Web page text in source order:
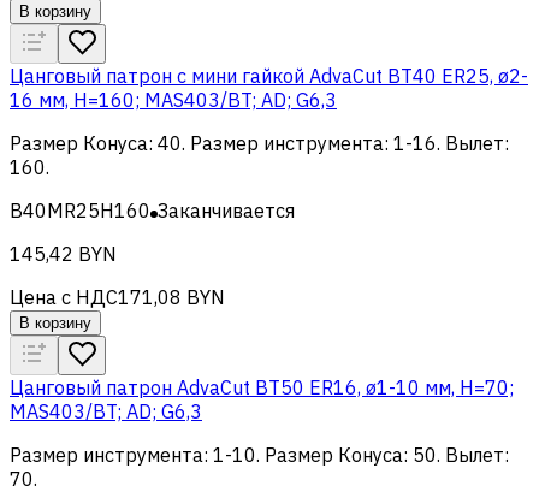
В корзину
Цанговый патрон c мини гайкой AdvaCut BT40 ER25, ø2-
16 мм, H=160; MAS403/BT; AD; G6,3
Размер Конуса: 40. Размер инструмента: 1-16. Вылет:
160.
B40MR25H160 Заканчивается
145,42 BYN
Цена с НДС171,08 BYN
В корзину
Цанговый патрон AdvaCut BT50 ER16, ø1-10 мм, H=70;
MAS403/BT; AD; G6,3
Размер инструмента: 1-10. Размер Конуса: 50. Вылет:
70.